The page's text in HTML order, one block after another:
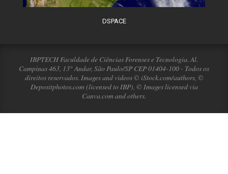
DSPACE
IBPTECH Faculdade de Ciências Forenses e Tecnologia. Al.
Campinas 463, 13° Andar, São Paulo/SP CEP 01404-100 - Todos os
direitos reservados. Images and videos © iStock.com/authors, ©
Depositphotos.com (licensed to IBP), © Images licensed via
Canva.com and others.